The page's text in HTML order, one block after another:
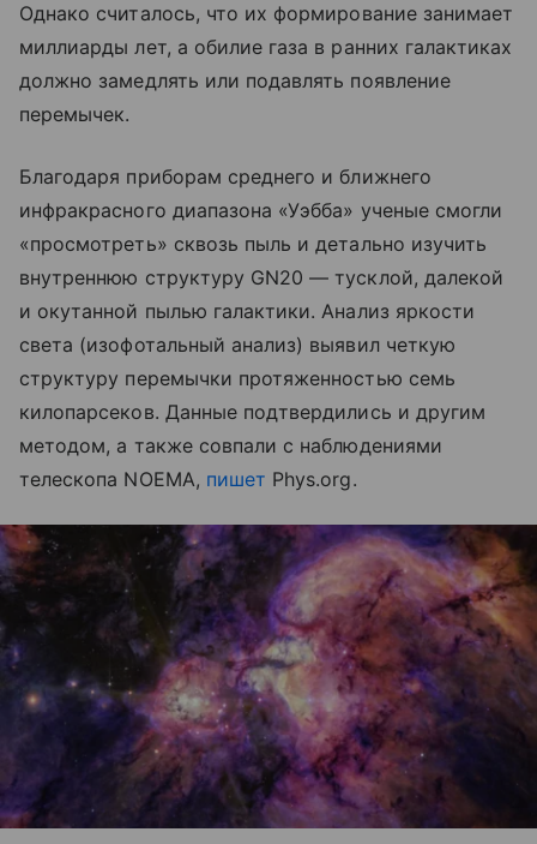
Однако считалось, что их формирование занимает
миллиарды лет, а обилие газа в ранних галактиках
должно замедлять или подавлять появление
перемычек.
Благодаря приборам среднего и ближнего
инфракрасного диапазона «Уэбба» ученые смогли
«просмотреть» сквозь пыль и детально изучить
внутреннюю структуру GN20 — тусклой, далекой
и окутанной пылью галактики. Анализ яркости
света (изофотальный анализ) выявил четкую
структуру перемычки протяженностью семь
килопарсеков. Данные подтвердились и другим
методом, а также совпали с наблюдениями
телескопа NOEMA, пишет Phys.org.